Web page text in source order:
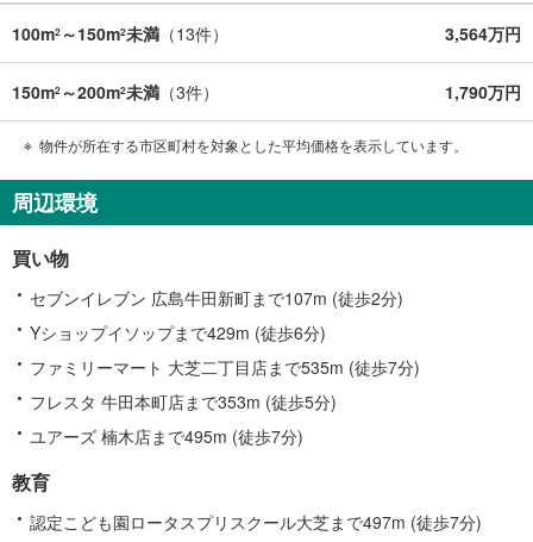
100m2 ～150m2未満 （13件） 3,564万円
150m2 ～200m2未満 （3件） 1,790万円
物件が所在する市区町村を対象とした平均価格を表示しています。
周辺環境
買い物
セブンイレブン 広島牛田新町まで107m (徒歩2分)
Yショップイソップまで429m (徒歩6分)
ファミリーマート 大芝二丁目店まで535m (徒歩7分)
フレスタ 牛田本町店まで353m (徒歩5分)
ユアーズ 楠木店まで495m (徒歩7分)
教育
認定こども園ロータスプリスクール大芝まで497m (徒歩7分)